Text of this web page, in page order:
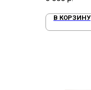
В КОРЗИНУ